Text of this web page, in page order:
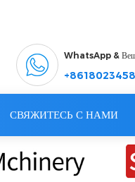
WhatsApp &
СВЯЖИТЕСЬ С НАМИ